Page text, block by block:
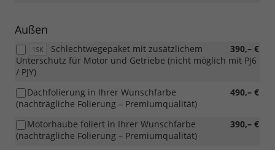
Außen
1SK 390,– €
Schlechtwegepaket mit zusätzlichem
Unterschutz für Motor und Getriebe (nicht möglich mit PJ6
/ PJY)
490,– €
Dachfolierung in Ihrer Wunschfarbe
(nachträgliche Folierung – Premiumqualität)
390,– €
Motorhaube foliert in Ihrer Wunschfarbe
(nachträgliche Folierung – Premiumqualität)